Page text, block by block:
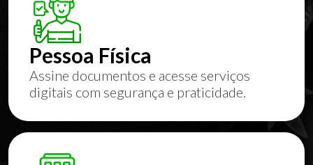
Pessoa Física
Assine documentos e acesse serviços
digitais com segurança e praticidade.